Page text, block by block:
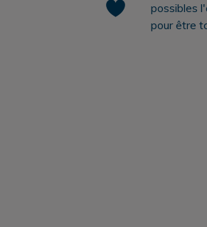
possibles
pour être